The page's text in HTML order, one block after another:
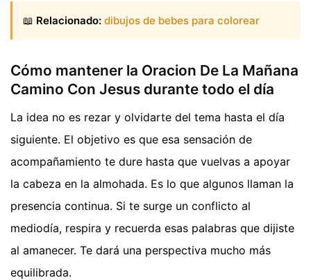
📖 Relacionado: dibujos de bebes para colorear
Cómo mantener la Oracion De La Mañana
Camino Con Jesus durante todo el día
La idea no es rezar y olvidarte del tema hasta el día
siguiente. El objetivo es que esa sensación de
acompañamiento te dure hasta que vuelvas a apoyar
la cabeza en la almohada. Es lo que algunos llaman la
presencia continua. Si te surge un conflicto al
mediodía, respira y recuerda esas palabras que dijiste
al amanecer. Te dará una perspectiva mucho más
equilibrada.